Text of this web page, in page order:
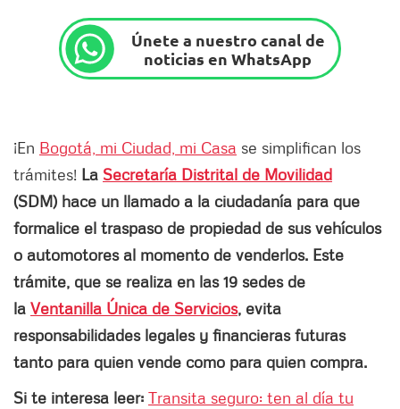
Únete a nuestro canal de
noticias en WhatsApp
¡En Bogotá, mi Ciudad, mi Casa se simplifican los
trámites! La Secretaría Distrital de Movilidad
(SDM) hace un llamado a la ciudadanía para que
formalice el traspaso de propiedad de sus vehículos
o automotores al momento de venderlos. Este
trámite, que se realiza en las 19 sedes de
la Ventanilla Única de Servicios, evita
responsabilidades legales y financieras futuras
tanto para quien vende como para quien compra.
Si te interesa leer: Transita seguro: ten al día tu